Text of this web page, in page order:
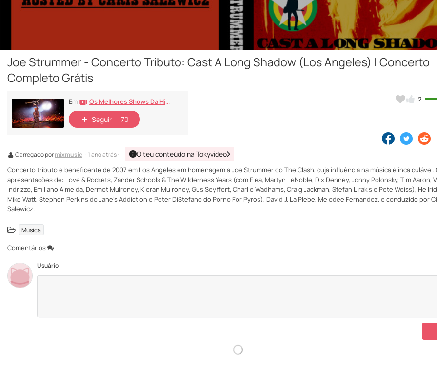
Joe Strummer - Concerto Tributo: Cast A Long Shadow (Los Angeles) | Concerto
Completo Grátis
2
Em Os Melhores Shows Da História Do Rock
Seguir 70
Carregado pormixmusic · 1 ano atrás · O teu conteúdo na Tokyvideo
Concerto tributo e beneficente de 2007 em Los Angeles em homenagem a Joe Strummer do The Clash, cuja influência na música é incalculável.
apresentações de: Love & Rockets, Zander Schools & The Wilderness Years (com Flea, Martyn LeNoble, Dix Denney, Jonny Polonsky, Tim Aaron,
Indrizzo, Emiliano Almeida, Dermot Mulroney, Kieran Mulroney, Gus Seyffert, Charlie Wadhams, Craig Jackman, Stefan Lirakis e Pete Weiss),
Mike Watt, Stephen Perkins do Jane's Addiction e Peter DiStefano do Porno For Pyros), David J, La Plebe, Melodee Fernandez, e conduzido por
Salewicz.
Música
Comentários
Usuário